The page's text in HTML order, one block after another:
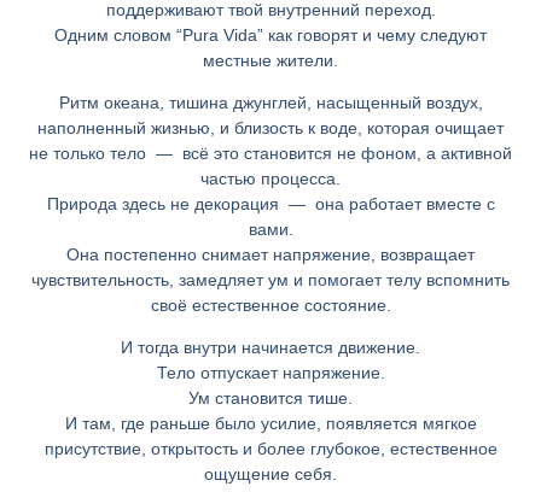
поддерживают твой внутренний переход.
Одним словом “Pura Vida” как говорят и чему следуют
местные жители.
Ритм океана, тишина джунглей, насыщенный воздух,
наполненный жизнью, и близость к воде, которая очищает
не только тело — всё это становится не фоном, а активной
частью процесса.
Природа здесь не декорация — она работает вместе с
вами.
Она постепенно снимает напряжение, возвращает
чувствительность, замедляет ум и помогает телу вспомнить
своё естественное состояние.
И тогда внутри начинается движение.
Тело отпускает напряжение.
Ум становится тише.
И там, где раньше было усилие, появляется мягкое
присутствие, открытость и более глубокое, естественное
ощущение себя.